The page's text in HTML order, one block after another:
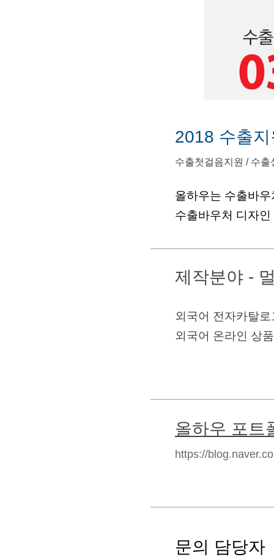
2018 수출
수출첫걸음지원 / 수
올하우는 수출바
수출바우처 디자
제작분야 -
외국어 전자카탈
외국어 온라인 상
올하우 포트
https://
문의 담당자